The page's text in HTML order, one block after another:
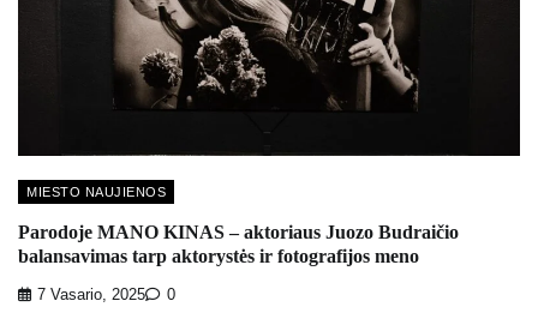
MIESTO NAUJIENOS
Parodoje MANO KINAS – aktoriaus Juozo Budraičio
balansavimas tarp aktorystės ir fotografijos meno
7 Vasario, 2025 0